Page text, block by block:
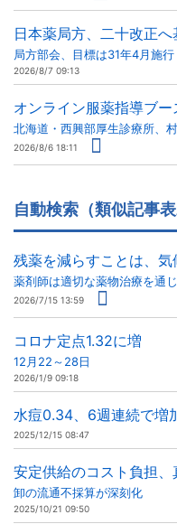
日本薬局方、二十改正
局方部会、目標は31年4月施行
2026/8/7 09:13
オンライン服薬指導ブ
北海道・西興部厚生診療所、
2026/8/6 18:11
自動検索（類似記事表
残薬を減らすことは、
薬剤師は適切な薬物治療を通
2026/7/15 13:59
コロナ定点1.32に増
12月22～28日
2026/1/9 09:18
水痘0.34、6週連続で
2025/12/15 08:47
安定供給のコスト負担、
卸の流通不採算が深刻化
2025/10/21 09:50